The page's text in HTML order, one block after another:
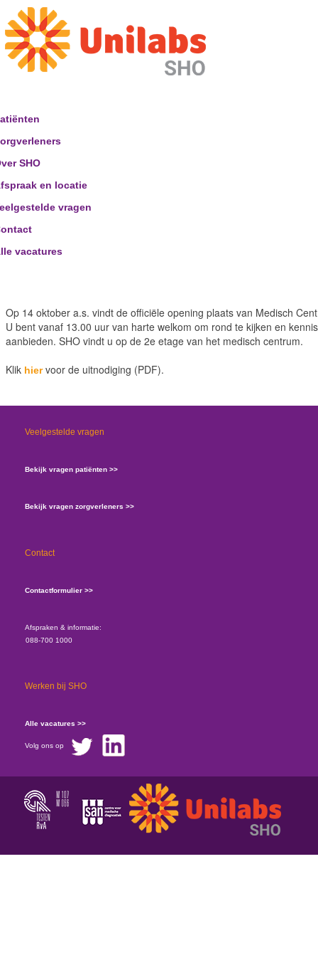
SHO
en locatie
vragen
vacatures
Op 14 oktober a.s. vindt de officiële opening plaats van Medisch
U bent vanaf 13.00 uur van harte welkom om rond te kijken en
aanbieden. SHO vindt u op de 2e etage van het medisch centrum.
Klik hiervoor de uitnodiging (PDF).
Veelgestelde vragen
Bekijk vragen patiënten >>
Bekijk vragen zorgverleners >>
Contact
Contactformulier >>
Afspraken & informatie:
088-700 1000
Werken bij SHO
Alle vacatures >>
Volg ons op